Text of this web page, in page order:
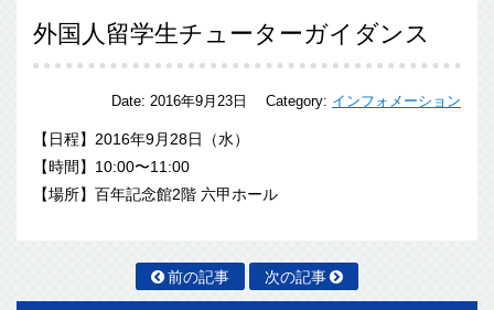
外国人留学生チューターガイダンス
Date:2016年9月23日 Category: インフォメーション
【日程】2016年9月28日（水）
【時間】10:00〜11:00
【場所】百年記念館2階 六甲ホール
前の記事 次の記事